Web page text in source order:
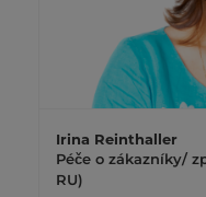
Irina Reinthaller
Péče o zákazníky/
RU)